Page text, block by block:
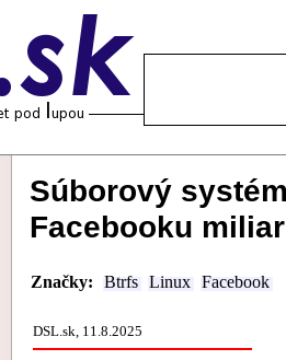
Súborový
Facebooku
Značky: Btrfs Linux Facebook
DSL.sk, 11.8.2025